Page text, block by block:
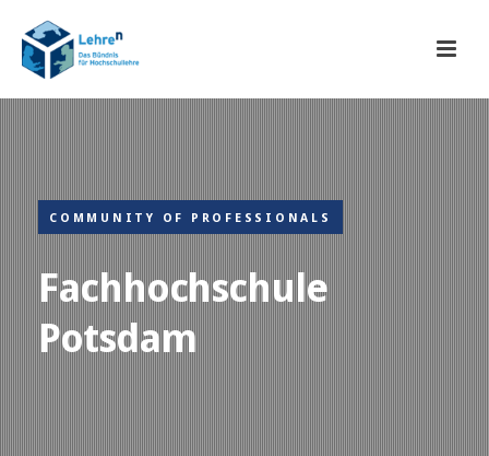
COMMUNITY OF PROFESSIONALS
Fachhochschule
Potsdam